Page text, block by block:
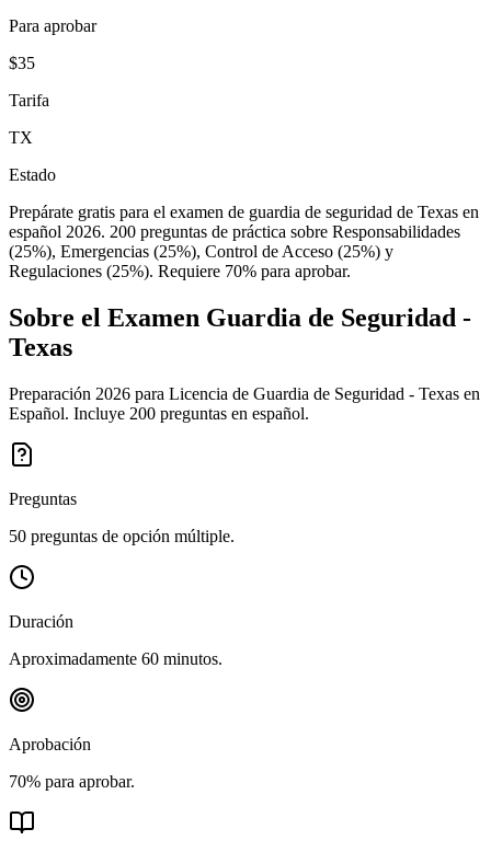
Para aprobar
$35
Tarifa
TX
Estado
Prepárate gratis para el examen de guardia de seguridad de Texas en
español 2026. 200 preguntas de práctica sobre Responsabilidades
(25%), Emergencias (25%), Control de Acceso (25%) y
Regulaciones (25%). Requiere 70% para aprobar.
Sobre el Examen Guardia de Seguridad -
Texas
Preparación 2026 para Licencia de Guardia de Seguridad - Texas en
Español. Incluye 200 preguntas en español.
Preguntas
50 preguntas de opción múltiple.
Duración
Aproximadamente 60 minutos.
Aprobación
70% para aprobar.